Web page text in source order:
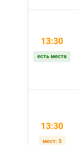
13:30
есть места
13:30
мест: 5